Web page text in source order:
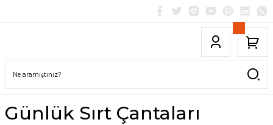
Günlük Sırt Çantaları